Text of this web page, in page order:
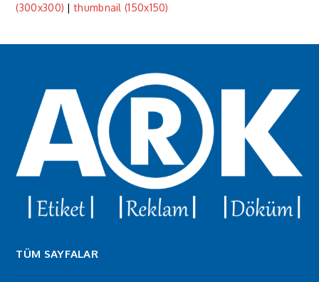
(300x300) |thumbnail (150x150)
TÜM SAYFALAR